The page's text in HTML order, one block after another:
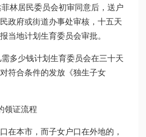
菲林居民委员会初审同意后，送户
政府或街道办事处审核，十五天
当地计划生育委员会审批。
多少钱计划生育委员会在三十天
符合条件的发放《独生子女
领证流程
在本市，而子女户口在外地的，